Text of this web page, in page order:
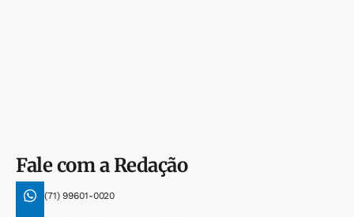
Fale com a Redação
(71) 99601-0020